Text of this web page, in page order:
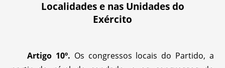
Localidades e nas Unidades do
Exército
Artigo 10º. Os congressos locais do Partido, a